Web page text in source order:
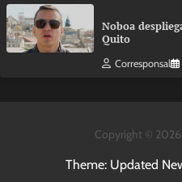
Noboa
Quito
Corresponsal
Copyright © 2026
Theme: Updated